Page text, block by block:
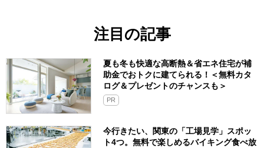
注目の記事
夏も冬も快適な高断熱＆省エネ住宅が補
助金でおトクに建てられる！＜無料カタ
ログ＆プレゼントのチャンスも＞
PR
今行きたい、関東の「工場見学」スポッ
ト4つ。無料で楽しめるバイキング食べ放